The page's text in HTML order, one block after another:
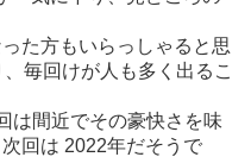
た方もいらっしゃると思
毎回けが人も多く出るこ
は間近でその豪快さを味
回は 2022年だそうで